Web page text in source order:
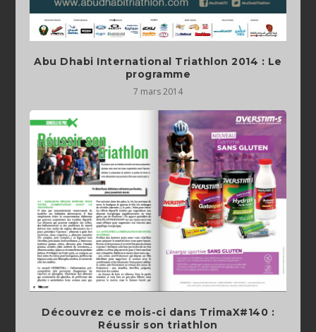
Abu Dhabi International Triathlon 2014 : Le
programme
7 mars 2014
Découvrez ce mois-ci dans TrimaX#140 :
Réussir son triathlon